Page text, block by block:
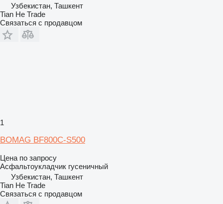
Узбекистан, Ташкент
Tian He Trade
Связаться с продавцом
1
BOMAG BF800C-S500
Цена по запросу
Асфальтоукладчик гусеничный
Узбекистан, Ташкент
Tian He Trade
Связаться с продавцом